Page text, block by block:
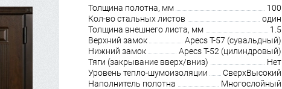
Толщина полотна, мм
100
Кол-во стальных листов
один
Толщина внешнего листа, мм
1.5
Верхний замок
Apecs T-57 (сувальдный)
Нижний замок
Apecs T-52 (цилиндровый)
Тяги (закрывание вверх/вниз)
Нет
Уровень тепло-шумоизоляции
СверхВысокий
Наполнитель полотна
Многослойный